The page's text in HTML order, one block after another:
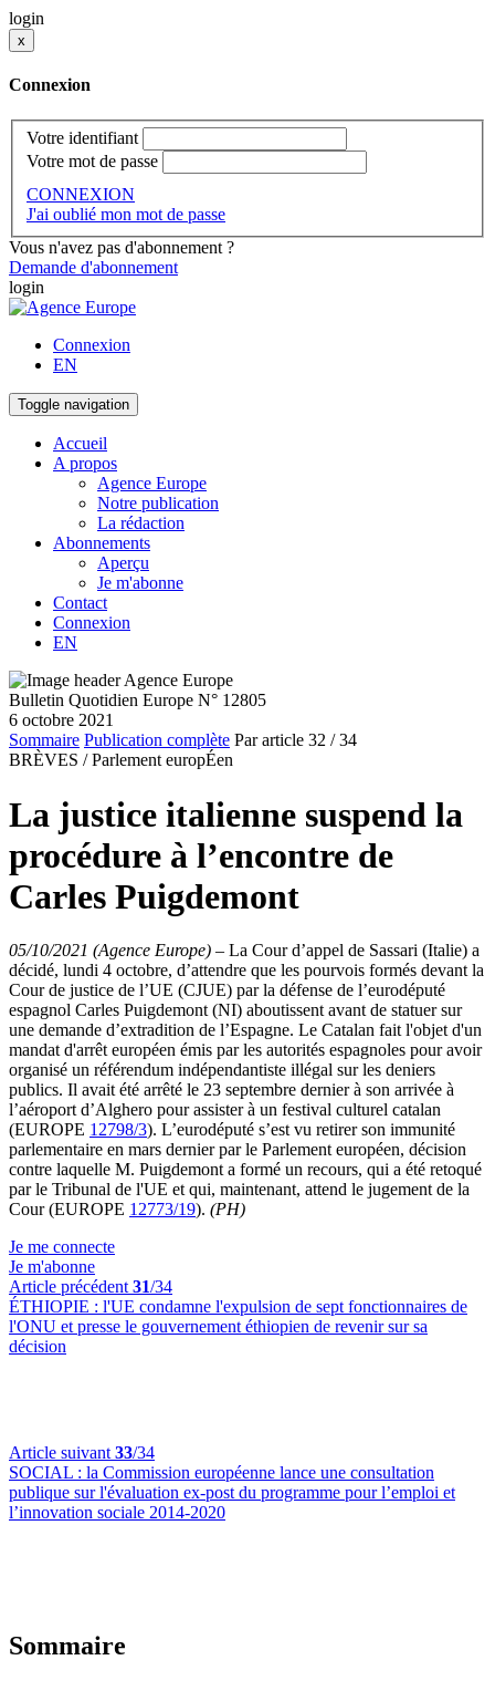
login
x
Connexion
Votre identifiant
Votre mot de passe
CONNEXION
J'ai oublié mon mot de passe
Vous n'avez pas d'abonnement ?
Demande d'abonnement
login
Connexion
EN
Toggle navigation
Accueil
A propos
Agence Europe
Notre publication
La rédaction
Abonnements
Aperçu
Je m'abonne
Contact
Connexion
EN
Bulletin Quotidien Europe N° 12805
6 octobre 2021
Sommaire Publication complète Par article 32 / 34
BRÈVES / Parlement europÉen
La justice italienne suspend la
procédure à l’encontre de
Carles Puigdemont
05/10/2021 (Agence Europe) – La Cour d’appel de Sassari (Italie) a
décidé, lundi 4 octobre, d’attendre que les pourvois formés devant la
Cour de justice de l’UE (CJUE) par la défense de l’eurodéputé
espagnol Carles Puigdemont (NI) aboutissent avant de statuer sur
une demande d’extradition de l’Espagne. Le Catalan fait l'objet d'un
mandat d'arrêt européen émis par les autorités espagnoles pour avoir
organisé un référendum indépendantiste illégal sur les deniers
publics. Il avait été arrêté le 23 septembre dernier à son arrivée à
l’aéroport d’Alghero pour assister à un festival culturel catalan
(EUROPE 12798/3). L’eurodéputé s’est vu retirer son immunité
parlementaire en mars dernier par le Parlement européen, décision
contre laquelle M. Puigdemont a formé un recours, qui a été retoqué
par le Tribunal de l'UE et qui, maintenant, attend le jugement de la
Cour (EUROPE 12773/19). (PH)
Je me connecte
Je m'abonne
Article précédent 31/34
ÉTHIOPIE : l'UE condamne l'expulsion de sept fonctionnaires de
l'ONU et presse le gouvernement éthiopien de revenir sur sa
décision
Article suivant 33/34
SOCIAL : la Commission européenne lance une consultation
publique sur l'évaluation ex-post du programme pour l’emploi et
l’innovation sociale 2014-2020
Sommaire